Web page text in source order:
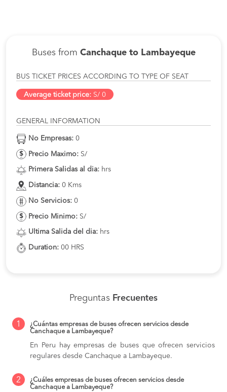
Buses from Canchaque to Lambayeque
BUS TICKET PRICES ACCORDING TO TYPE OF SEAT
Average ticket price: S/ 0
GENERAL INFORMATION
No Empresas: 0
Precio Maximo: S/
Primera Salidas al dia: hrs
Distancia: 0 Kms
No Servicios: 0
Precio Minimo: S/
Ultima Salida del dia: hrs
Duration: 00 HRS
Preguntas Frecuentes
1
¿Cuántas empresas de buses ofrecen servicios desde
Canchaque a Lambayeque?
En Peru hay empresas de buses que ofrecen servicios
regulares desde Canchaque a Lambayeque.
2
¿Cuáles empresas de buses ofrecen servicios desde
Canchaque a Lambayeque?